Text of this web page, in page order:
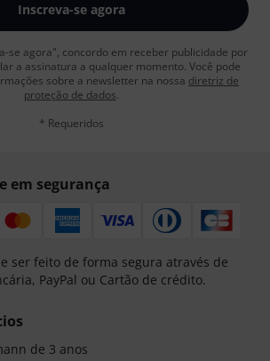
Inscreva-se agora
se agora", concordo em receber publicidade por
a assinatura a qualquer momento. Você pode
sobre a newsletter na nossa diretriz de
proteção de dados.
* Requeridos
em segurança
ser feito de forma segura através de
PayPal ou Cartão de crédito.
de 3 anos